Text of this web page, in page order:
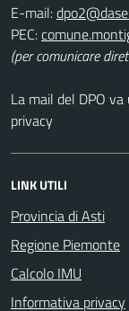
E-mail:
PEC:
(per comunicare
La mail del DPO
privacy
LINK UTILI
Provincia di Asti
Regione Piemonte
Calcolo IMU
Informativa privacy